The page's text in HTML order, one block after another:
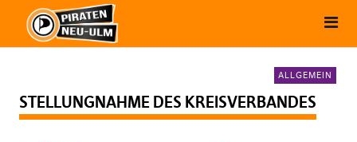
ALLGEMEIN
STELLUNGNAHME DES KREISVERBANDES